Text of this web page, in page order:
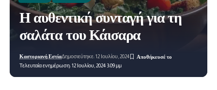
Η αυθεντική συνταγή για τη
σαλάτα του Κάισαρα
Τελευταία ενημέρωση: 12 Ιουλίου, 2024 3:09 μμ
Καστοριανή ΕστίαΔημοσιεύτηκε: 12 Ιουλίου, 2024